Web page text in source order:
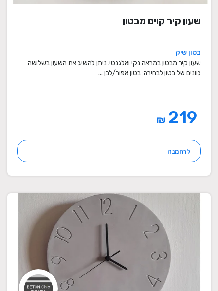
שעון קיר קוים מבטון
בטון שיק
שעון קיר מבטון במראה נקי ואלגנטי. ניתן להשיג את השעון בשלושה
גוונים של בטון לבחירה: בטון אפור/לבן ...
₪
להזמנה